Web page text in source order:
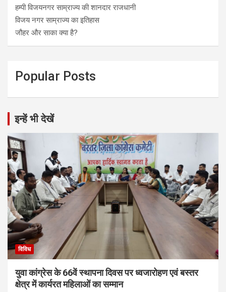
हम्पी विजयनगर साम्राज्य की शानदार राजधानी
विजय नगर साम्राज्य का इतिहास
जौहर और साका क्या है?
Popular Posts
इन्हें भी देखें
विविध
युवा कांग्रेस के 66वें स्थापना दिवस पर ध्वजारोहण एवं बस्तर
क्षेत्र में कार्यरत महिलाओं का सम्मान